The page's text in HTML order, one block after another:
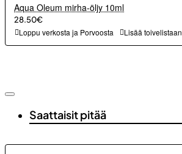
Aqua Oleum mirha-öljy 10ml
28.50€
Loppu verkosta ja Porvoosta Lisää toivelistaan
Saattaisit pitää